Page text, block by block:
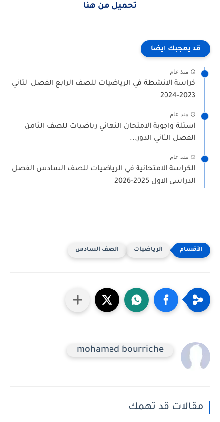
تحميل من هنا
قد يعجبك ايضا
منذ عام
كراسة الانشطة في الرياضيات للصف الرابع الفصل الثاني
2023-2024
منذ عام
اسئلة واجوبة الامتحان النهائي رياضيات للصف الثامن
الفصل الثاني الدور...
منذ عام
الكراسة الامتحانية في الرياضيات للصف السادس الفصل
الدراسي الاول 2025-2026
الرياضيات الصف السادس
mohamed bourriche
مقالات قد تهمك